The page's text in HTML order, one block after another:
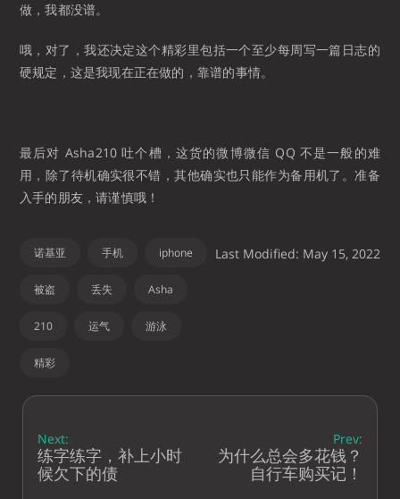
做，我都没谱。
哦，对了，我还决定这个精彩里包括一个至少每周写一篇日志的
硬规定，这是我现在正在做的，靠谱的事情。
最后对 Asha210 吐个槽，这货的微博微信 QQ 不是一般的难
用，除了待机确实很不错，其他确实也只能作为备用机了。准备
入手的朋友，请谨慎哦！
诺基亚 手机 iphone
被盗 丢失 Asha
210 运气 游泳
精彩
Last Modified: May 15, 2022
Next:
练字练字，补上小时
候欠下的债
Prev:
为什么总会多花钱？
自行车购买记！